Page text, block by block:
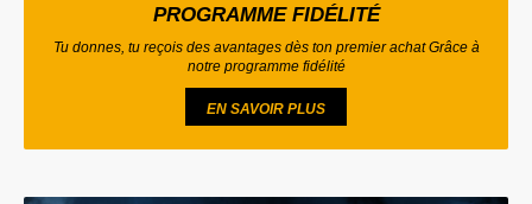
PROGRAMME FIDÉLITÉ
Tu donnes, tu reçois des avantages dès ton premier achat Grâce à
notre programme fidélité
EN SAVOIR PLUS